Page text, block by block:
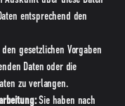
entsprechend den
gesetzlichen Vorgaben
Daten oder die
zu verlangen.
Sie haben nach